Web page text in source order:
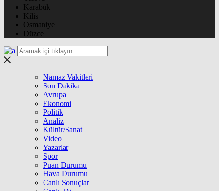
Karabük
Kilis
Osmaniye
Düzce
Namaz Vakitleri
Son Dakika
Avrupa
Ekonomi
Politik
Analiz
Kültür/Sanat
Video
Yazarlar
Spor
Puan Durumu
Hava Durumu
Canlı Sonuçlar